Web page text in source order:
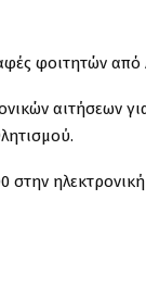
φοιτητών από
αιτήσεων
στην ηλεκτρονική